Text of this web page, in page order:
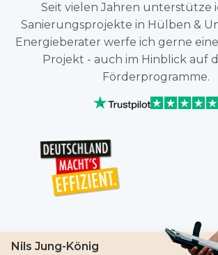
Seit vielen Jahren unterstütze
Sanierungsprojekte in Hülben &
Energieberater werfe ich gerne
Projekt - auch im Hinblick auf
Förderprogramme.
Nils Jung-König